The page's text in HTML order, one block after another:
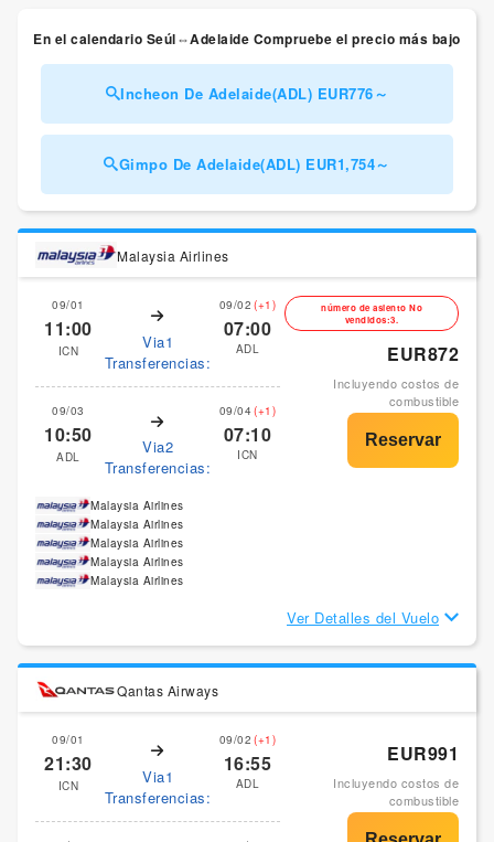
En el calendario Seúl⇔Adelaide Compruebe el precio más bajo
Incheon De Adelaide(ADL) EUR776～
Gimpo De Adelaide(ADL) EUR1,754～
Malaysia Airlines
09/01
11:00
ICN
Via1
Transferencias:
09/02 (+1)
07:00
ADL
09/03
10:50
ADL
Via2
Transferencias:
09/04(+1)
07:10
ICN
número de asiento No
vendidos:3.
EUR872
Incluyendo costos de
combustible
Malaysia Airlines
Malaysia Airlines
Malaysia Airlines
Malaysia Airlines
Malaysia Airlines
Ver Detalles del Vuelo
Qantas Airways
09/01
21:30
ICN
Via1
Transferencias:
09/02 (+1)
16:55
ADL
EUR991
Incluyendo costos de
combustible